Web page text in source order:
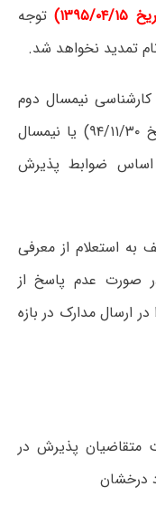
۱۵)
توجه
تمدید نخواهد شد.
نیمسال دوم
۹۱-۹۰ (به شرط فارغ التحصیلی تا تاریخ ۹۴/۱۱/۳۰) یا نیمسال
۹۱ یا نیمسال دوم ۹۲-۹۱ بر اساس ضوابط پذیرش
به استعلام از معرفی
در صورت عدم پاسخ از
ارسال مدارک در بازه
۱ و ۲ درخواست متقاضیان پذیرش در
درخشان